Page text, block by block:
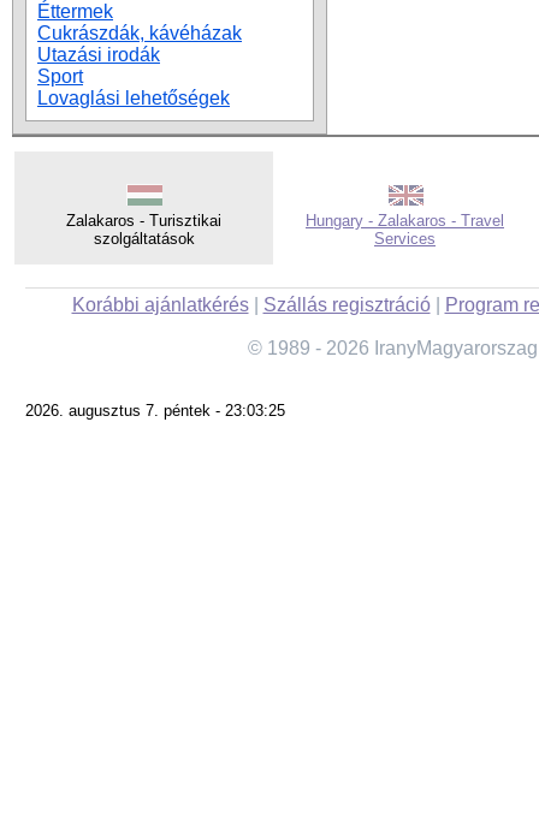
Éttermek
Cukrászdák, kávéházak
Utazási irodák
Sport
Lovaglási lehetőségek
Zalakaros - Turisztikai
szolgáltatások
Hungary - Zalakaros - Travel
Services
Korábbi ajánlatkérés| Szállás regisztráció| Program
© 1989 - 2026
2026. augusztus 7. péntek - 23:03:25